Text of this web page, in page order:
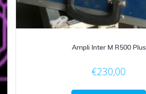
Ampli Inter M R500 Plus
€230,00